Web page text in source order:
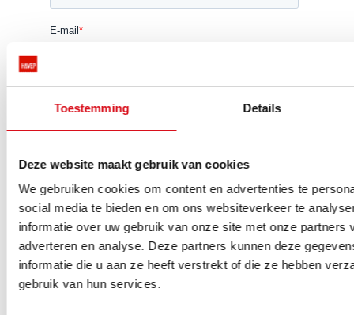
Toestemming Details
Deze website maakt gebruik van cookies
We gebruiken cookies om content en advertenties te
social media te bieden en om ons websiteverkeer te
informatie over uw gebruik van onze site met onze partners
adverteren en analyse. Deze partners kunnen deze
informatie die u aan ze heeft verstrekt of die ze hebben
gebruik van hun services.